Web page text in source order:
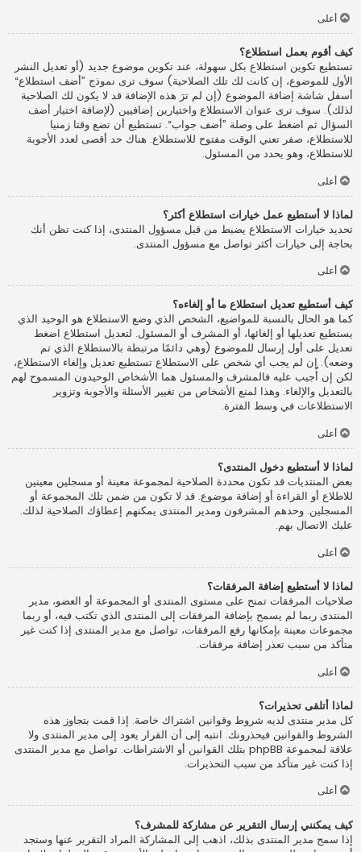
أعلى
كيف أقوم بعمل استطلاع؟
تستطيع تكوين استطلاع بكل سهولة، عند تكوين موضوع جديد (أو تعديل النشر
الأول للموضوع، إن كانت لك تلك الصلاحية) سوف ترى نموذج ”أضف استطلاع“
أسفل شاشة إضافة الموضوع (إن لم ترَ هذه الإضافة قد لا يكون لك الصلاحية
لذلك). سوف ترى عنوان الاستطلاع واختيارين إضافيين (لإضافة اختيار أضف
السؤال ثم اضغط على وصلة ”أضف جواب“. تستطيع أن تضع وقتا زمنيا
للاستطلاع، صفر تعني الوقت مفتوح للاستطلاع. هناك حد أقصى لعدد الأجوبة
للاستطلاع، وهو يحدد من المسئول.
أعلى
لماذا لا أستطيع عمل خيارات استطلاع أكثر؟
تحديد خيارات الاستطلاع يضبط من قبل مسؤول المنتدى، إذا كنت تظن أنك
بحاجة إلى خيارات أكثر تواصل مع مسؤول المنتدى.
أعلى
كيف أستطيع تعديل استطلاع ما أو إلغاءه؟
كما هو الحال بالنسبة للمواضيع، الشخص الذي وضع الاستطلاع هو الوحيد الذي
يستطيع تعديلها أو إلغائها، أو المشرف أو المسئول. لتعديل استطلاع اضغط
تعديل على أول إرسال للموضوع (وهي دائمًا مرتبطة بالاستطلاع الذي تم
وضعه). إن لم يجب أي شخص على الاستطلاع تستطيع تعديل وإلغاء الاستطلاع،
لكن إن أُجيب عليه فالمشرف والمسئول هما الأشخاص الوحيدون المسموح لهم
بالتعديل والإلغاء. وهذا لمنع الأشخاص من تغيير الأسئلة والأجوبة وتزوير
الاستطلاعات في وسط الفترة.
أعلى
لماذا لا أستطيع دخول المنتدى؟
بعض المنتديات قد تكون محددة الصلاحية لمجموعة معينة أو مسجلين معينين
للاطلاع أو القراءة أو إضافة موضوع. قد لا تكون من ضمن تلك المجموعة أو
المسجلين. وحدهم المشرفون ومدير المنتدى يمكنهم إعطاؤك الصلاحية لذلك.
عليك الاتصال بهم.
أعلى
لماذا لا أستطيع إضافة المرفقات؟
صلاحيات المرفقات تمنح على مستوى المنتدى أو المجموعة أو العضو، مدير
المنتدى ربما لم يسمح بإضافة المرفقات إلى المنتدى الذي تكتب فيه، أو ربما
مجموعات معينة بإمكانها رفع المرفقات، تواصل مع مدير المنتدى إذا كنت غير
متأكد من سبب تعذر إضافة مرفقات.
أعلى
لماذا أتلقى تحذيرات؟
كل مدير منتدى لديه شروط وقوانين اشتراك خاصة. إذا قمت بتجاوز هذه
الشروط والقوانين فيحذرونك. انتبه إلى أن القرار يعود إلى مدير المنتدى ولا
علاقة لمجموعة phpBB بتلك القوانين أو الاشتراطات. تواصل مع مدير المنتدى
إذا كنت غير متأكد من سبب التحذيرات.
أعلى
كيف يمكنني إرسال التقرير عن مشاركة للمشرف؟
إذا سمح مدير المنتدى بذلك، اذهب إلى المشاركة المراد التقرير عنها وستجد